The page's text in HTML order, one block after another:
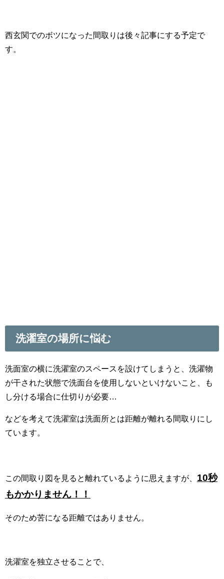
西玄関でのボツになった間取りは後々記事にする予定で
す。
洗濯室の場所に悩む
洗面室の横に洗濯室のスペースを設けてしまうと、洗濯物
が干された状態で洗面台を使用しないといけないこと、も
し分ける場合に仕切りが必要…
などを考えて洗濯室は洗面所とは距離が離れる間取りにし
ています。
この間取り図を見ると離れているように思えますが、 10秒
もかかりません！！
そのため苦になる距離ではありません。
洗濯室を独立させることで、